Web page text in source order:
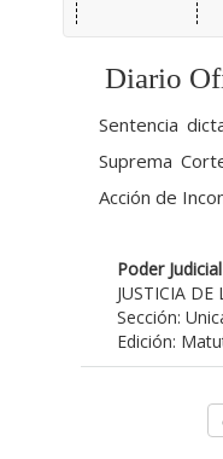
Diario
Sentencia
Suprema
Acción de
Poder Judicial
JUSTICIA DE
Sección:
Edición: